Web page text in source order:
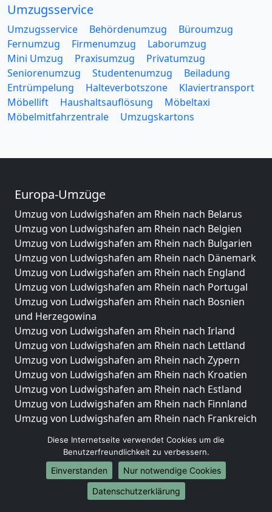
Umzugsservice
Umzugsservice Behördenumzug
Büroumzug
Fernumzug
Firmenumzug
Laborumzug
Mini Umzug
Praxisumzug
Privatumzug
Seniorenumzug
Studentenumzug
Beiladung
Entrümpelung
Halteverbotszone
Klaviertransport
Möbellift
Haushaltsauflösung
Möbeltaxi
Möbelmitfahrzentrale
Umzugskartons
Europa-Umzüge
Umzug von Ludwigshafen am Rhein nach Belarus
Umzug von Ludwigshafen am Rhein nach Belgien
Umzug von Ludwigshafen am Rhein nach Bulgarien
Umzug von Ludwigshafen am Rhein nach Dänemark
Umzug von Ludwigshafen am Rhein nach England
Umzug von Ludwigshafen am Rhein nach Portugal
Umzug von Ludwigshafen am Rhein nach Bosnien
und Herzegowina
Umzug von Ludwigshafen am Rhein nach Irland
Umzug von Ludwigshafen am Rhein nach Lettland
Umzug von Ludwigshafen am Rhein nach Zypern
Umzug von Ludwigshafen am Rhein nach Kroatien
Umzug von Ludwigshafen am Rhein nach Estland
Umzug von Ludwigshafen am Rhein nach Finnland
Umzug von Ludwigshafen am Rhein nach Frankreich
Griechenland
Umzug von Ludwigshafen am Rhein nach Italien
Umzug von Ludwigshafen am Rhein nach
Diese Internetseite verwendet Cookies um die
Benutzerfreundlichkeit zu verbessern.
Einverstanden
Nur notwendige Cookies
Datenschutzerklärung